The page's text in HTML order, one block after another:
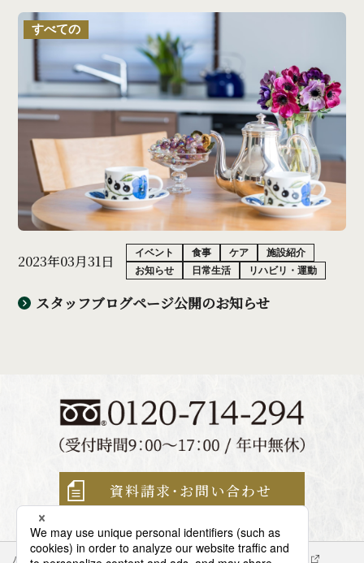
すべての
2023年03月31日 イベント 食事 ケア
施設紹介
お知らせ
日常生活 リハビリ・運動
スタッフブログページ公開のお知らせ
資料請求・ お問い合わせ
パナソニック企業情報 エイジフリー企業情報 会社概要